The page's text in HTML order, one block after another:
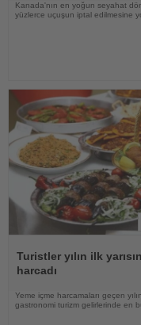
Kanada'nın en yoğun seyahat
yüzlerce uçuşun iptal edilmesine
Oku
Turistler yılın ilk
harcadı
Yeme içme harcamaları geçen
gastronomi turizm gelirlerinde en